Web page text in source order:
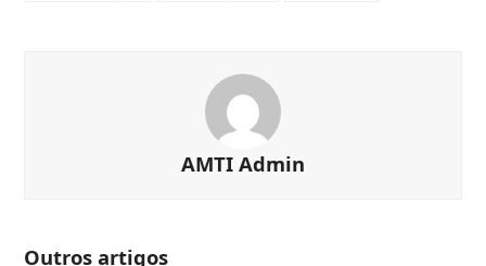
AMTI Admin
Outros artigos